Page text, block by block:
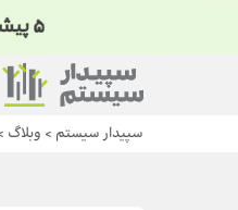
سپیدار سیستم > وبلاگ